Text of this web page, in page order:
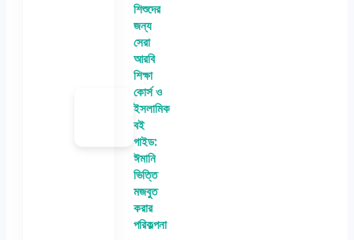
শিশুদের
জন্য
সেরা
আরবি
শিক্ষা
কোর্স ও
ইসলামিক
বই
গাইড:
ঈমানি
ভিত্তি
মজবুত
করার
পরিকল্পনা